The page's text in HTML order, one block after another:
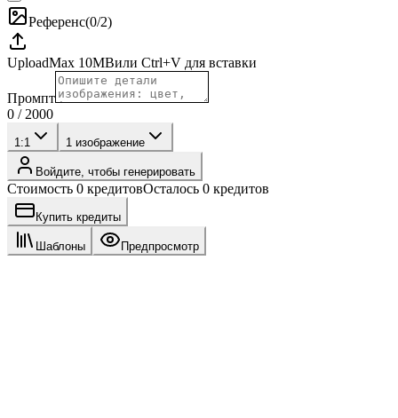
Референс(0/2)
UploadMax 10MBили Ctrl+V для вставки
Промпт
0 / 2000
1:1 1 изображение
Войдите, чтобы генерировать
Стоимость 0 кредитовОсталось 0 кредитов
Купить кредиты
Шаблоны Предпросмотр